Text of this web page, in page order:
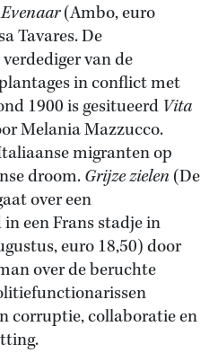
Evenaar(Ambo, euro
Tavares. De
van de
in conflict met
1900 is gesitueerd Vita
Melania Mazzucco.
migranten op
droom.Grijze zielen (De
over een
een Frans stadje in
euro 18,50) door
over de beruchte
corruptie, collaboratie en